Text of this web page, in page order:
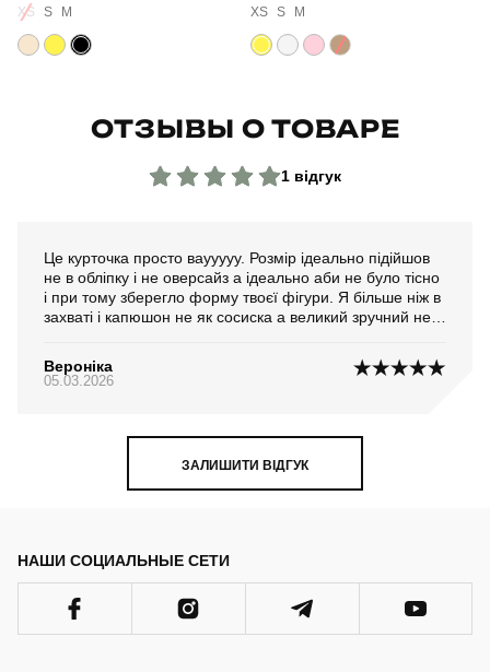
XS S M XS S M
ОТЗЫВЫ О ТОВАРЕ
1 відгук
Це курточка просто ваууууу. Розмір ідеально підійшов
не в обліпку і не оверсайз а ідеально аби не було тісно
і при тому зберегло форму твоєї фігури. Я більше ніж в
захваті і капюшон не як сосиска а великий зручний не
шукаєте щось на весну осінь а-ля від дощику вітряку це
воно. Я 2-рази в захваті і колір темний соковитий не
Вероніка
05.03.2026
ЗАЛИШИТИ ВІДГУК
НАШИ СОЦИАЛЬНЫЕ СЕТИ